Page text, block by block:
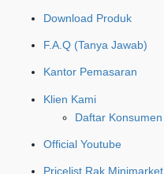
Download Produk
F.A.Q (Tanya Jawab)
Kantor Pemasaran
Klien Kami
Daftar Konsumen
Official Youtube
Pricelist Rak Minimarket